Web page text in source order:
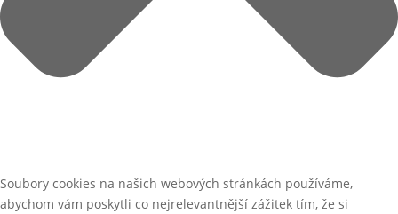
Soubory cookies na našich webových stránkách používáme,
abychom vám poskytli co nejrelevantnější zážitek tím, že si